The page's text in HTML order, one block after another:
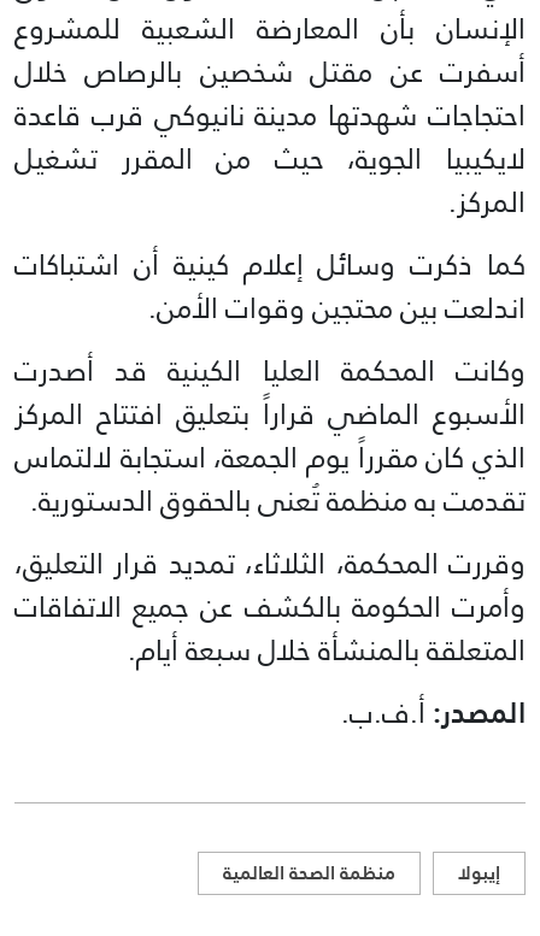
الإنسان بأن المعارضة الشعبية للمشروع
أسفرت عن مقتل شخصين بالرصاص خلال
احتجاجات شهدتها مدينة نانيوكي قرب قاعدة
لايكيبيا الجوية، حيث من المقرر تشغيل
المركز.
كما ذكرت وسائل إعلام كينية أن اشتباكات
اندلعت بين محتجين وقوات الأمن.
وكانت المحكمة العليا الكينية قد أصدرت
الأسبوع الماضي قراراً بتعليق افتتاح المركز
الذي كان مقرراً يوم الجمعة، استجابة لالتماس
تقدمت به منظمة تُعنى بالحقوق الدستورية.
وقررت المحكمة، الثلاثاء، تمديد قرار التعليق،
وأمرت الحكومة بالكشف عن جميع الاتفاقات
المتعلقة بالمنشأة خلال سبعة أيام.
المصدر:أ.ف.ب.
إيبولا منظمة الصحة العالمية